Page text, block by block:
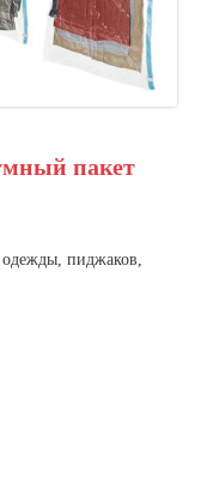
пакет
одежды, пиджаков,